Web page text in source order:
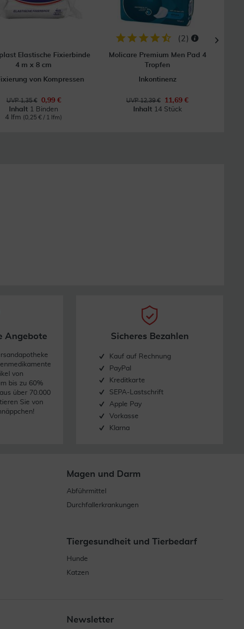
Elastische Fixierbinde
4 m x 8 cm
von Kompressen
UVP 1,35 €
0,99 €
Inhalt 1 Binden
4 lfm (0,25 € / 1 lfm)
(2 )
Molicare Premium Men Pad 4
Tropfen
Inkontinenz
UVP 12,39 €
11,69 €
Inhalt 14 Stück
Angebote
von
bis zu 60%
über 70.000
Sie von
Sicheres Bezahlen
Kauf auf Rechnung
PayPal
Kreditkarte
SEPA-Lastschrift
Apple Pay
Vorkasse
Klarna
Magen und Darm
Abführmittel
Durchfallerkrankungen
Tiergesundheit und Tierbedarf
Hunde
Katzen
Newsletter